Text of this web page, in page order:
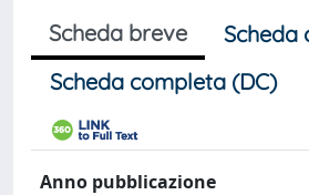
Scheda breve
Scheda
Scheda completa (DC)
Anno pubblicazione